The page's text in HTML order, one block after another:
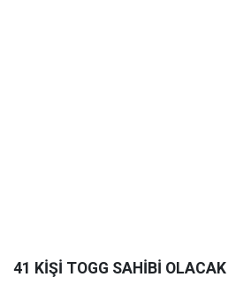
41 KİŞİ TOGG SAHİBİ OLACAK